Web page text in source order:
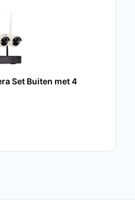
Set Buiten met 4